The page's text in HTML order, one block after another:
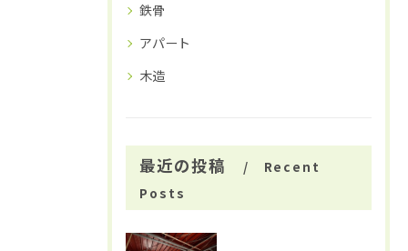
鉄骨
アパート
木造
最近の投稿
Recent
Posts